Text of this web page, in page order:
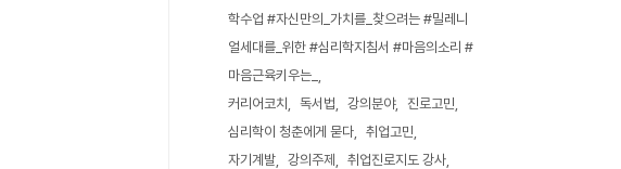
학수업 #자신만의_가치를_찾으려는 #밀레니
얼세대를_위한 #심리학지침서 #마음의소리 #
마음근육키우는_
커리어코치
독서법 강의분야
진로고민
심리학이 청춘에게 묻다
취업고민
자기계발
강의주제
취업진로지도 강사